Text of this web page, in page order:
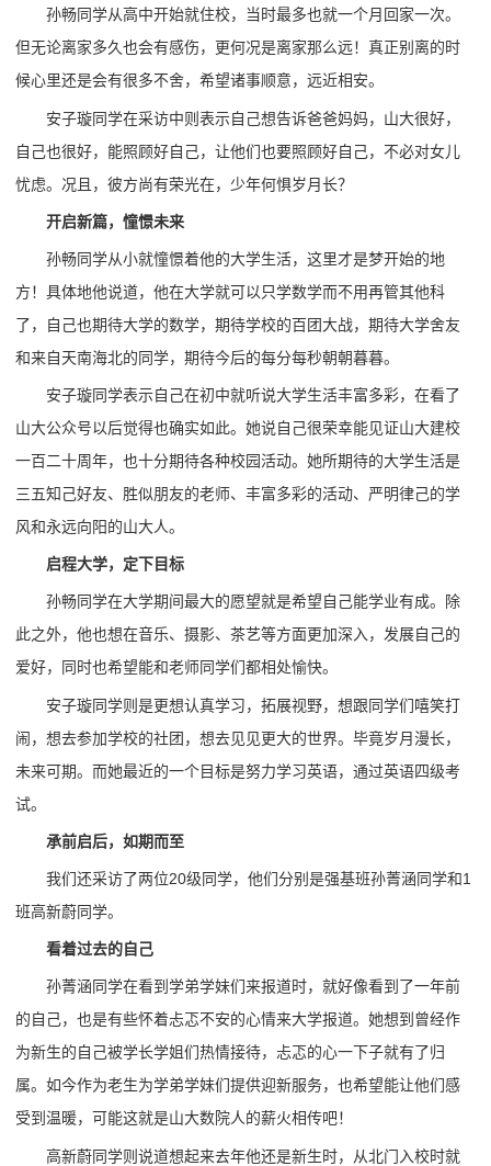
孙畅同学从高中开始就住校，当时最多也就一个月回家一次。
但无论离家多久也会有感伤，更何况是离家那么远！真正别离的时
候心里还是会有很多不舍，希望诸事顺意，远近相安。
安子璇同学在采访中则表示自己想告诉爸爸妈妈，山大很好，
自己也很好，能照顾好自己，让他们也要照顾好自己，不必对女儿
忧虑。况且，彼方尚有荣光在，少年何惧岁月长？
开启新篇，憧憬未来
孙畅同学从小就憧憬着他的大学生活，这里才是梦开始的地
方！具体地他说道，他在大学就可以只学数学而不用再管其他科
了，自己也期待大学的数学，期待学校的百团大战，期待大学舍友
和来自天南海北的同学，期待今后的每分每秒朝朝暮暮。
安子璇同学表示自己在初中就听说大学生活丰富多彩，在看了
山大公众号以后觉得也确实如此。她说自己很荣幸能见证山大建校
一百二十周年，也十分期待各种校园活动。她所期待的大学生活是
三五知己好友、胜似朋友的老师、丰富多彩的活动、严明律己的学
风和永远向阳的山大人。
启程大学，定下目标
孙畅同学在大学期间最大的愿望就是希望自己能学业有成。除
此之外，他也想在音乐、摄影、茶艺等方面更加深入，发展自己的
爱好，同时也希望能和老师同学们都相处愉快。
安子璇同学则是更想认真学习，拓展视野，想跟同学们嘻笑打
闹，想去参加学校的社团，想去见见更大的世界。毕竟岁月漫长，
未来可期。而她最近的一个目标是努力学习英语，通过英语四级考
试。
承前启后，如期而至
我们还采访了两位20级同学，他们分别是强基班孙菁涵同学和1
班高新蔚同学。
看着过去的自己
孙菁涵同学在看到学弟学妹们来报道时，就好像看到了一年前
的自己，也是有些怀着忐忑不安的心情来大学报道。她想到曾经作
为新生的自己被学长学姐们热情接待，忐忑的心一下子就有了归
属。如今作为老生为学弟学妹们提供迎新服务，也希望能让他们感
受到温暖，可能这就是山大数院人的薪火相传吧！
高新蔚同学则说道想起来去年他还是新生时，从北门入校时就